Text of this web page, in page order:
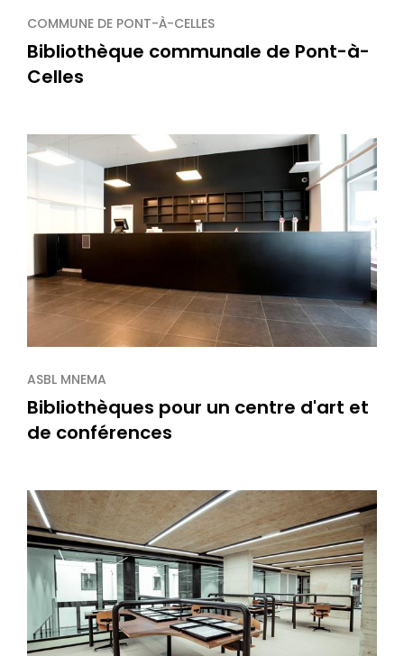
COMMUNE DE PONT-À-CELLES
Bibliothèque communale de Pont-à-
Celles
ASBL MNEMA
Bibliothèques pour un centre d'art et
de conférences